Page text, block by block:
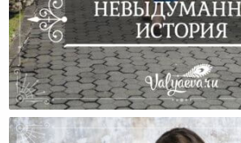
Невыдуманная